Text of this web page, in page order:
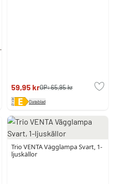
59,95 krOP:65,95 kr
Datablad
Trio VENTA Vägglampa Svart, 1-
ljuskällor